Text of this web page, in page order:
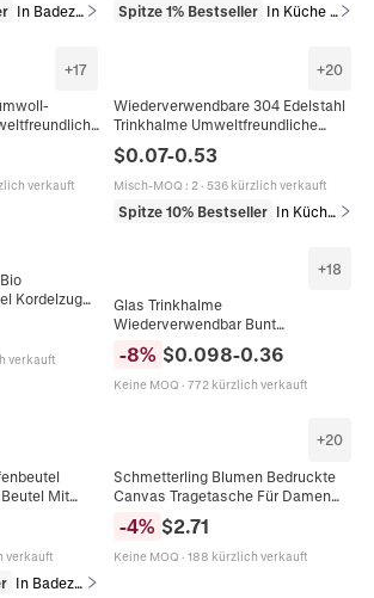
In Badezimmer Spitze 1% Bestseller In Küche & Esszimmer
+17
Säckchen
verkauft
+20
Wiederverwendbare 304 Edelstahl
Trinkhalme Umweltfreundliche
Metall Strohhalme Mit
Reinigungsbürste Für Saft Kaffee
Milchtee
$0.07-0.53
Misch-MOQ : 2· 536 kürzlich verkauft
Spitze 10% Bestseller In Küche & Esszimmer
Kordelzug
Beige
verkauft
+18
Glas Trinkhalme
Wiederverwendbar Bunt
Hitzebeständig Gerade Und
Gebogen Umweltfreundlich Glatte
Spitze
-8% $0.098-0.36
Keine MOQ · 772 kürzlich verkauft
Mit
verkauft
In Badezimmer
+20
Schmetterling Blumen Bedruckte
Canvas Tragetasche Für Damen
Einkaufstasche
Wiederverwendbare Handtasche
-4% $2.71
Keine MOQ · 188 kürzlich verkauft